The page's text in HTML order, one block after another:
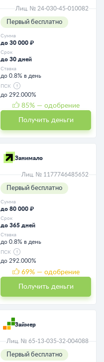
Лиц. № 24-030-45-010082
Первый бесплатно
Сумма
до 30 000 ₽
Срок
до 30 дней
Ставка
до 0.8% в день
ПСК
до 292.000%
85% — одобрение
Получить деньги
Занимало
Лиц. № 1177746485652
Первый бесплатно
Сумма
до 80 000 ₽
Срок
до 365 дней
Ставка
до 0.8% в день
ПСК
до 292.000%
69% — одобрение
Получить деньги
Займер
Лиц. № 65-13-035-32-004088
Первый бесплатно